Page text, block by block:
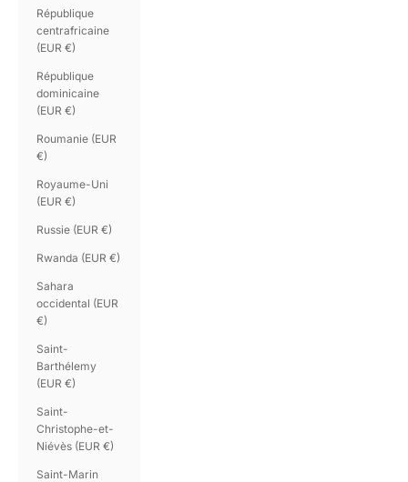
République
centrafricaine
(EUR €)
République
dominicaine
(EUR €)
Roumanie (EUR
€)
Royaume-Uni
(EUR €)
Russie (EUR €)
Rwanda (EUR €)
Sahara
occidental (EUR
€)
Saint-
Barthélemy
(EUR €)
Saint-
Christophe-et-
Niévès (EUR €)
Saint-Marin